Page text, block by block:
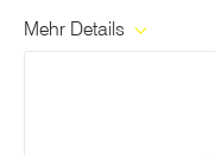
Link
Mehr Details